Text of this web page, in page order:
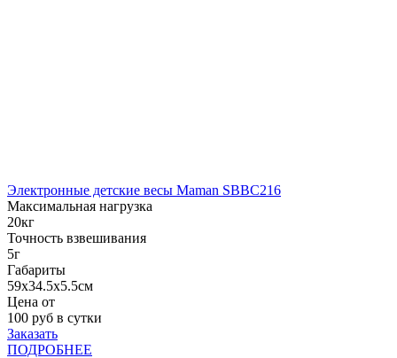
Электронные детские весы Maman SBBC216
Максимальная нагрузка
20кг
Точность взвешивания
5г
Габариты
59x34.5x5.5см
Цена от
100 руб в сутки
Заказать
ПОДРОБНЕЕ